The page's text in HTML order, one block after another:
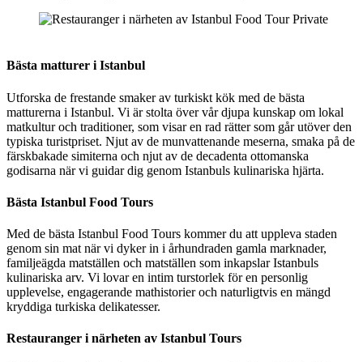
Bästa matturer i Istanbul
Utforska de frestande smaker av turkiskt kök med de bästa
matturerna i Istanbul. Vi är stolta över vår djupa kunskap om lokal
matkultur och traditioner, som visar en rad rätter som går utöver den
typiska turistpriset. Njut av de munvattenande meserna, smaka på de
färskbakade simiterna och njut av de decadenta ottomanska
godisarna när vi guidar dig genom Istanbuls kulinariska hjärta.
Bästa Istanbul Food Tours
Med de bästa Istanbul Food Tours kommer du att uppleva staden
genom sin mat när vi dyker in i århundraden gamla marknader,
familjeägda matställen och matställen som inkapslar Istanbuls
kulinariska arv. Vi lovar en intim turstorlek för en personlig
upplevelse, engagerande mathistorier och naturligtvis en mängd
kryddiga turkiska delikatesser.
Restauranger i närheten av Istanbul Tours